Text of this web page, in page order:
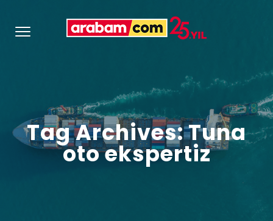
Tag Archives: Tuna
oto ekspertiz